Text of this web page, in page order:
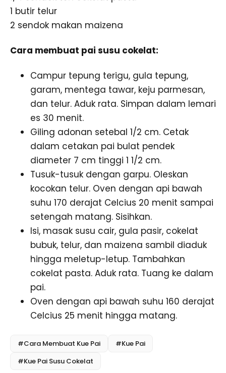
1 butir telur
2 sendok makan maizena
Cara membuat pai susu cokelat:
Campur tepung terigu, gula tepung,
garam, mentega tawar, keju parmesan,
dan telur. Aduk rata. Simpan dalam lemari
es 30 menit.
Giling adonan setebal 1/2 cm. Cetak
dalam cetakan pai bulat pendek
diameter 7 cm tinggi 1 1/2 cm.
Tusuk-tusuk dengan garpu. Oleskan
kocokan telur. Oven dengan api bawah
suhu 170 derajat Celcius 20 menit sampai
setengah matang. Sisihkan.
Isi, masak susu cair, gula pasir, cokelat
bubuk, telur, dan maizena sambil diaduk
hingga meletup-letup. Tambahkan
cokelat pasta. Aduk rata. Tuang ke dalam
pai.
Oven dengan api bawah suhu 160 derajat
Celcius 25 menit hingga matang.
#Cara Membuat Kue Pai
#Kue Pai
#Kue Pai Susu Cokelat